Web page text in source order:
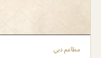
مطاعم دبي